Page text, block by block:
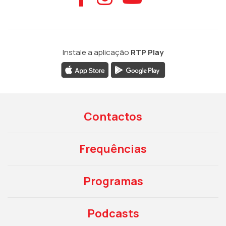
Instale a aplicação RTP Play
Contactos
Frequências
Programas
Podcasts